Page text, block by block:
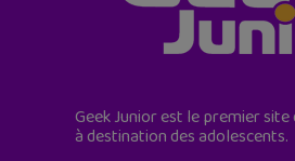
Geek Junior est le premier
à destination des adolescents.